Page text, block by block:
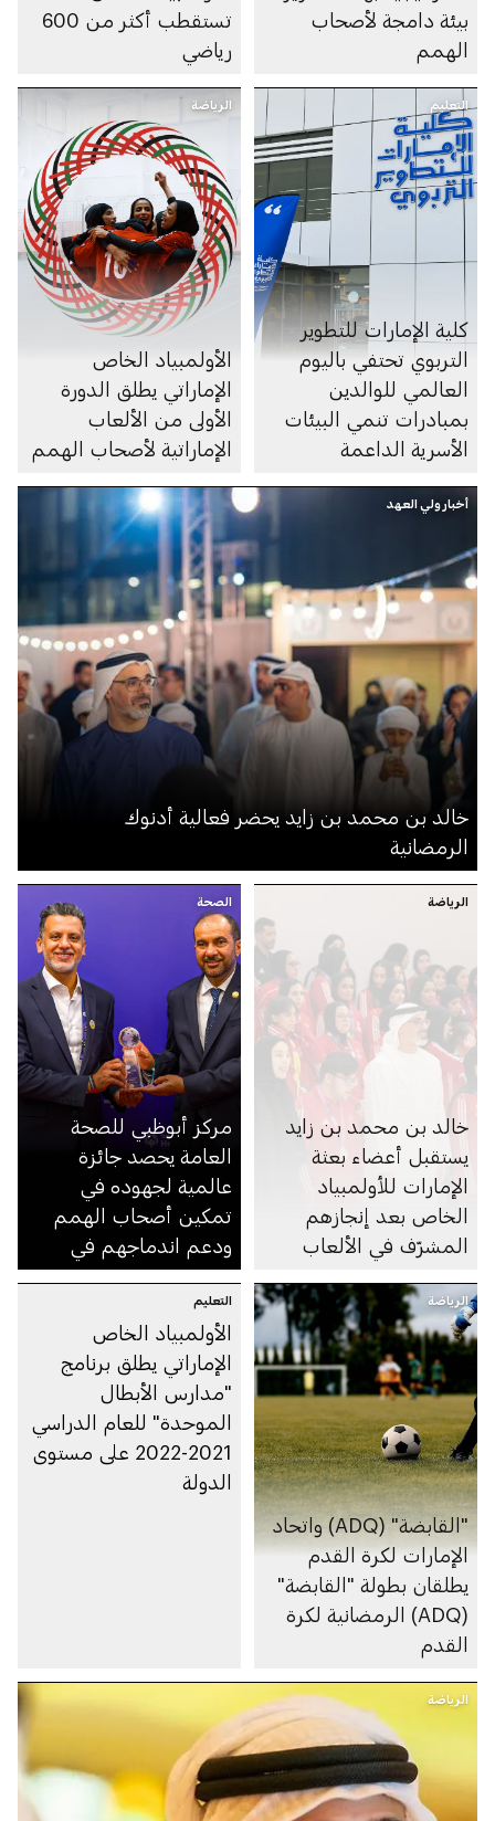
بيئة دامجة لأصحاب
الهمم
تستقطب أكثر من 600
رياضي
التعليم
كلية الإمارات للتطوير
التربوي تحتفي باليوم
العالمي للوالدين
بمبادرات تنمي البيئات
الأسرية الداعمة
الرياضة
الأولمبياد الخاص
الإماراتي يطلق الدورة
الأولى من الألعاب
الإماراتية لأصحاب الهمم
أخبار ولي العهد
خالد بن محمد بن زايد يحضر فعالية أدنوك
الرمضانية
الرياضة
خالد بن محمد بن زايد
يستقبل أعضاء بعثة
الإمارات للأولمبياد
الخاص بعد إنجازهم
المشرّف في الألعاب
الخاص برلين 2023
الصحة
مركز أبوظبي للصحة
العامة يحصد جائزة
عالمية لجهوده في
تمكين أصحاب الهمم
ودعم اندماجهم في
المجتمع
الرياضة
"القابضة" (ADQ) واتحاد
الإمارات لكرة القدم
يطلقان بطولة "القابضة"
(ADQ) الرمضانية لكرة
القدم
التعليم
الأولمبياد الخاص
الإماراتي يطلق برنامج
"مدارس الأبطال
الموحدة" للعام الدراسي
2021-2022 على مستوى
الدولة
الرياضة